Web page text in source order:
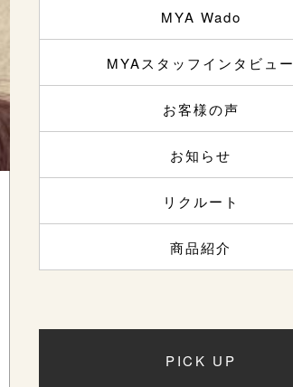
MYA Wado
MYAスタッフインタビュー
お客様の声
お知らせ
リクルート
商品紹介
PICK UP